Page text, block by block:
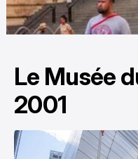
Le Musée
2001